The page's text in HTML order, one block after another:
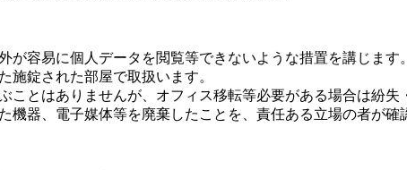
容易に個人データを閲覧等できないような措置を講じます。
施錠された部屋で取扱います。
とはありませんが、オフィス移転等必要がある場合は紛失
器、電子媒体等を廃棄したことを、責任ある立場の者が確